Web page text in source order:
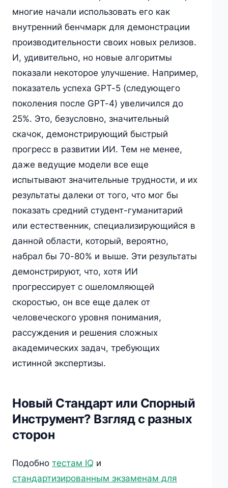
многие начали использовать его как
внутренний бенчмарк для демонстрации
производительности своих новых релизов.
И, удивительно, но новые алгоритмы
показали некоторое улучшение. Например,
показатель успеха GPT-5 (следующего
поколения после GPT-4) увеличился до
25%. Это, безусловно, значительный
скачок, демонстрирующий быстрый
прогресс в развитии ИИ. Тем не менее,
даже ведущие модели все еще
испытывают значительные трудности, и их
результаты далеки от того, что мог бы
показать средний студент-гуманитарий
или естественник, специализирующийся в
данной области, который, вероятно,
набрал бы 70-80% и выше. Эти результаты
демонстрируют, что, хотя ИИ
прогрессирует с ошеломляющей
скоростью, он все еще далек от
человеческого уровня понимания,
рассуждения и решения сложных
академических задач, требующих
истинной экспертизы.
Новый Стандарт или Спорный
Инструмент? Взгляд с разных
сторон
Подобно тестам IQ и
стандартизированным экзаменам для